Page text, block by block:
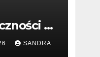
w
SANDRA